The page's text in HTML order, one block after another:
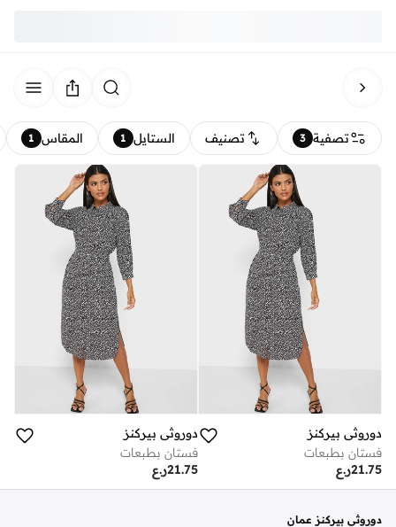
تصفية 3 تصنيف الستايل 1 المقاس 1
دوروثي بيركنز
فستان بطبعات
ر.ع21.75
دوروثي بيركنز
فستان بطبعات
ر.ع21.75
دوروثي بيركنز عمان